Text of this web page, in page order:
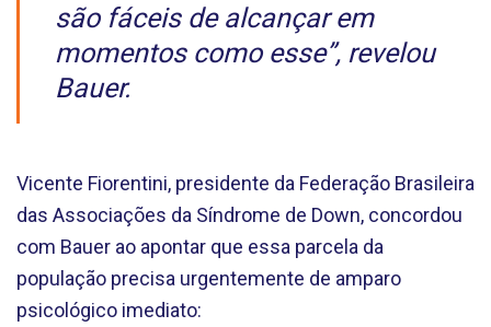
são fáceis de alcançar em
momentos como esse”, revelou
Bauer.
Vicente Fiorentini, presidente da Federação Brasileira
das Associações da Síndrome de Down, concordou
com Bauer ao apontar que essa parcela da
população precisa urgentemente de amparo
psicológico imediato: